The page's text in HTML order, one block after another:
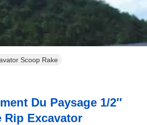
Scoop Rake
Du Paysage 1/2′′
Rip Excavator